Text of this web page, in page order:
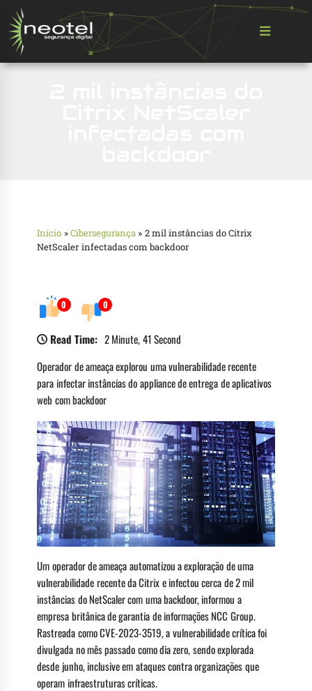
Início »Cibersegurança » 2 mil instâncias do Citrix
NetScaler infectadas com backdoor
0 0
Read Time: 2 Minute, 41 Second
Operador de ameaça explorou uma vulnerabilidade recente
para infectar instâncias do appliance de entrega de aplicativos
web com backdoor
Um operador de ameaça automatizou a exploração de uma
vulnerabilidade recente da Citrix e infectou cerca de 2 mil
instâncias do NetScaler com uma backdoor, informou a
empresa britânica de garantia de informações NCC Group.
Rastreada como CVE-2023-3519, a vulnerabilidade crítica foi
divulgada no mês passado como dia zero, sendo explorada
desde junho, inclusive em ataques contra organizações que
operam infraestruturas críticas.